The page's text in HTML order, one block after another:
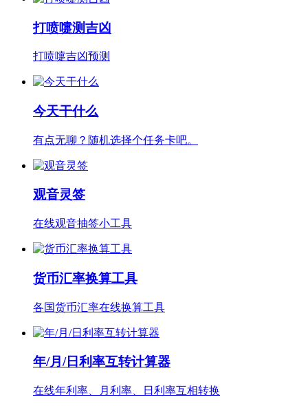
打喷嚏测吉凶
打喷嚏吉凶预测
今天干什么
有点无聊？随机选择个任务卡吧。
观音灵签
在线观音抽签小工具
货币汇率换算工具
各国货币汇率在线换算工具
年/月/日利率互转计算器
在线年利率、月利率、日利率互相转换